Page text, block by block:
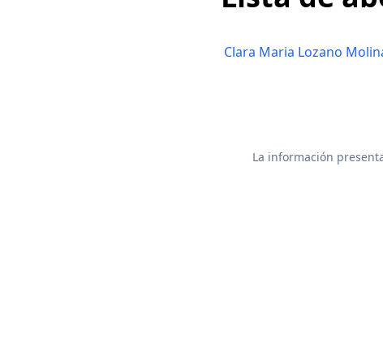
Clara Maria Lozano
La información